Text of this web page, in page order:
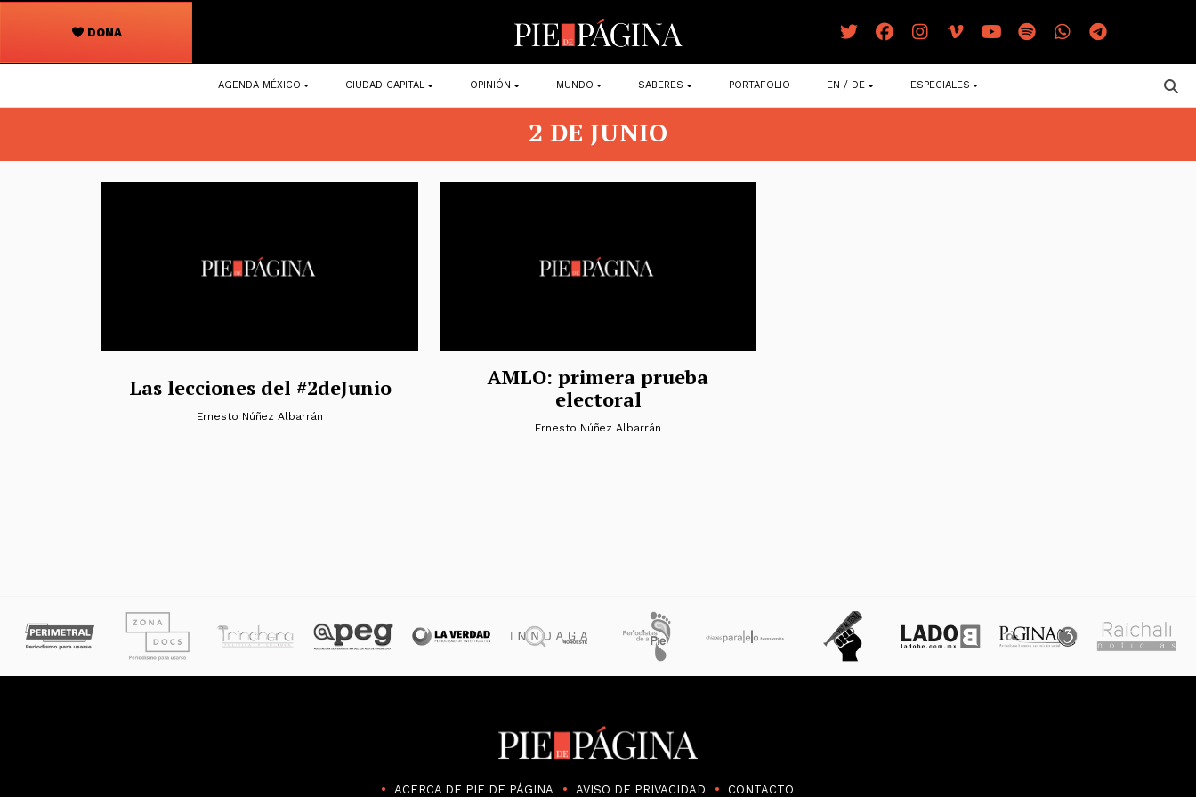
DONA
Navegación
principal
AGENDA MÉXICO CIUDAD CAPITAL OPINIÓN MUNDO SABERES PORTAFOLIO EN / DE ESPECIALES
2 DE JUNIO
Las lecciones del #2deJunio
Ernesto Núñez Albarrán
AMLO: primera prueba
electoral
Ernesto Núñez Albarrán
ACERCA DE PIE DE PÁGINA AVISO DE PRIVACIDAD CONTACTO